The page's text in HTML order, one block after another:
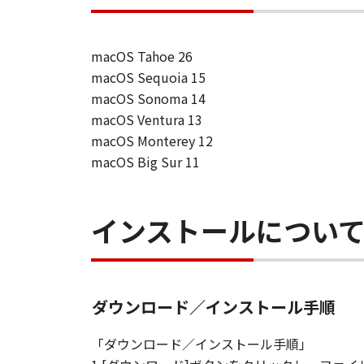
「許諾ソフトウエア」が、CD-
購入した日から90日の間、「
いことを保証します。当該保証
します。
保証の否認・免責
(1) 「本ソフトウエア」は、『現状
店は、「本ソフトウエア」に関して
る損害（逸失利益及びその他の派生
者との間に生じたいかなる紛争につ
様の唯一の救済です。
macOS Tahoe 26
macOS Sequoia 15
macOS Sonoma 14
macOS Ventura 13
macOS Monterey 12
macOS Big Sur 11
インストールについて
ダウンロード／インストール手順
「ダウンロード／インストール手順」